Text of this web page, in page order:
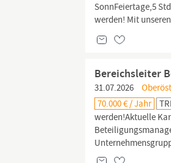
SonnFeiertage,5
werden! Mit
Bereichsleiter
31.07.2026
70.000 € / Jahr
werden!Aktuelle